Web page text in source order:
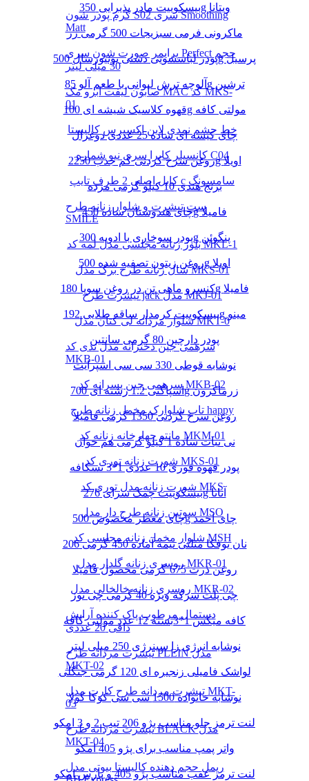
کرم پودر شون S02 سری Smoothing
Matt
پرایمر صورت شون سری Perfect حجم
30 میلی لیتر
صابون لیفت ابرو مک MAC کد MKS-
01
خط چشم نمدی لاین اکسپرس کالیستا
کانسیلر کاپرا سری نیو شماره C04
کابل اصلی 2 طرف تایپ c سامسونگ
ست تیشرت و شلوار زنانه طرح
SMILE
بلوز زنانه مجلسی مدل لمه کد MKL-1
شال زنانه طرح برگ مدل MKS-01
تیشرت طرح jack مدل MKJ-01
شلوار مردانه لی کتان مدل MKT-0
سرهمی جین دخترانه مدل تدی کد
MKB-01
سرهمی جین پسرانه کد MKB-02
تاپ شلوارک مخمل زنانه طرح happy
مانتو چهارخانه زنانه کد MKM-01
شورت زنانه توری کد MKS-01
شورت زنانه مدل توری کد MKS
سوتین زنانه طرح دار مدل MSO
شلوار مخمل زنانه مجلسی کد MSH
روسری زنانه گلدار مدل MKR-01
روسری زنانه خالخالی مدل MKR-02
دستمال مرطوب پاک کننده آرایش
دافی 20 عددی
تیشرت مردانه طرح PLEIN مدل
MKT-02
تیشرت مردانه طرح کارت مدل MKT-
03
تیشرت مردانه طرح BLACK مدل
MKT-04
ریمل حجم دهنده کالیستا بیوتی مدل
بیسکوییت مادر پذیرایی 350g ویتانا
ماکرونی فرمی سبزیجات 500 گرمی زر
پودر لباسشویی دستی یونیورسال 500g پرسیل
آلوچه ترش لیوانی با طعم آلو 85g ترشین
قهوه کلاسیک شیشه ای 100g مولتی کافه
چای کیسه ای ساده 25 عددی دوغزال
روغن سرخ کردنی کم جذب 2250g اویلا
برنج هندی 10 کیلو گرمی مژده
چای هندوستان ساده 450g فامیلا
پودر سوخاری با ادویه 300g پنگوئن
روغن زیتون تصفیه شده 500g اویلا
کنسرو ماهی تن در روغن سویا 180g فامیلا
بیسکوییت کرمدار ساقه طلایی 192g مینو
پودر دارچین 80 گرمی سانتین
نوشابه قوطی 330 سی سی اسپرایت
اسپاگتی 1.2 رشته ای 700g زرماکرون
روغن سرخ کردنی 1350 گرمی فامیلا
نی نبات ساده 1 کیلو گرمی هم خوان
پودر قهوه فوری 10 عددی 1*3 نسکافه
بیسکوییت چمک سرای 276g آناتا
چای معطر مخصوص 500g چای احمد
نان یوفکا مثلثی نیمه آماده 450 گرمی 206
روغن ذرت 675 گرمی محصول فامیلا
چی پلت سرکه ویژه 40 گرمی چی توز
کافه میکس 1*3بسته 12 عدد مولتی کافه
نوشابه انرژی زا سینرژی 250 میلی لیتر
لواشک فامیلی زنجیره ای 120 گرمی جنگلی
نوشابه خانواده 1500 سی سی کوکا کولا
لنت ترمز جلو مناسب پژو 206 تیپ 2 و 3 امکو
واتر پمپ مناسب برای پژو 405 امکو
لنت ترمز عقب مناسب پژو 405 و پارس امکو